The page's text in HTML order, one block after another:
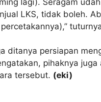
LKS, tidak boleh.
ditanya persiapan
pihaknya
tersebut. (eki)